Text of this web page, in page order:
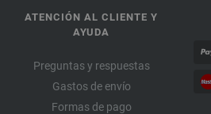
ATENCIÓN AL CLIENTE Y
AYUDA
Preguntas y respuestas
Gastos de envío
Formas de pago